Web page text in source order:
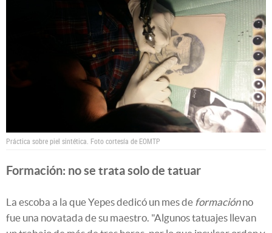
Práctica sobre piel sintética. Foto cortesía de EOMTP
Formación: no se trata solo de tatuar
La escoba a la que Yepes dedicó un mes de formaciónno
fue una novatada de su maestro. "Algunos tatuajes llevan